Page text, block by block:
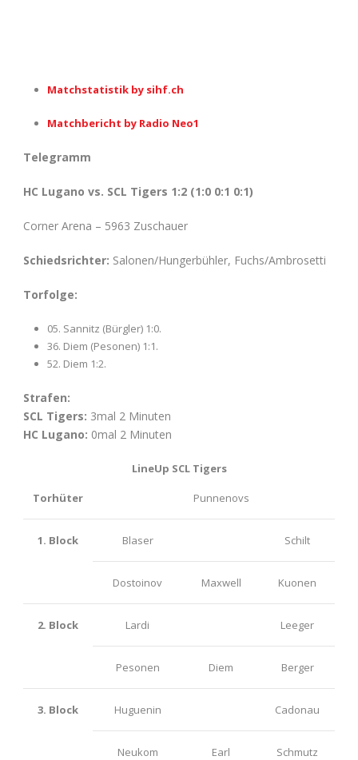
Matchstatistik by sihf.ch
Matchbericht by Radio Neo1
Telegramm
HC Lugano vs. SCL Tigers 1:2 (1:0 0:1 0:1)
Corner Arena – 5963 Zuschauer
Schiedsrichter: Salonen/Hungerbühler, Fuchs/Ambrosetti
Torfolge:
05. Sannitz (Bürgler) 1:0.
36. Diem (Pesonen) 1:1.
52. Diem 1:2.
Strafen:
SCL Tigers: 3mal 2 Minuten
HC Lugano: 0mal 2 Minuten
LineUp SCL Tigers
Torhüter Punnenovs
1. Block Blaser Schilt
Dostoinov Maxwell Kuonen
2. Block Lardi Leeger
Pesonen Diem Berger
3. Block Huguenin Cadonau
Neukom Earl Schmutz